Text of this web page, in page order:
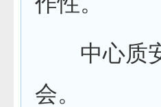
中心质安
会。